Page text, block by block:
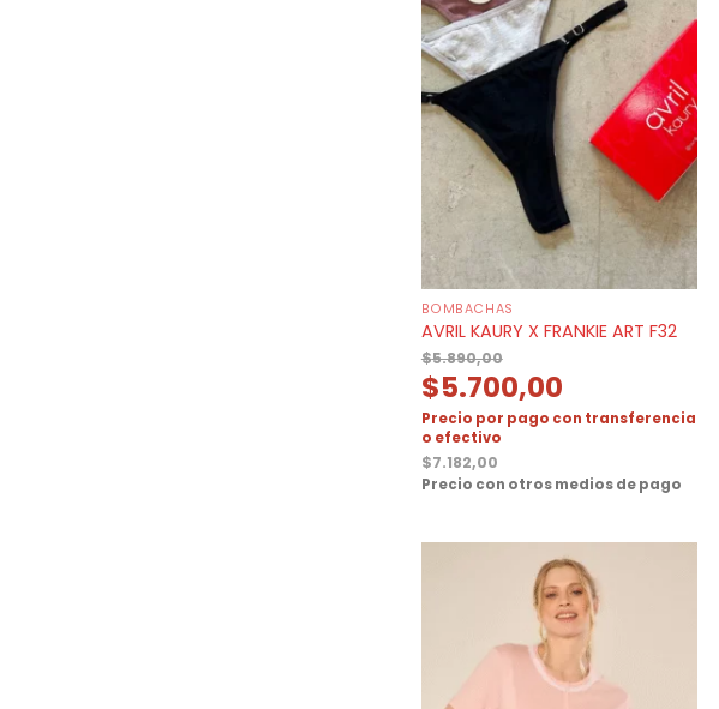
BOMBACHAS
AVRIL KAURY X FRANKIE ART F32
$5.890,00
$5.700,00
Precio por pago con transferencia
o efectivo
$7.182,00
Precio con otros medios de pago